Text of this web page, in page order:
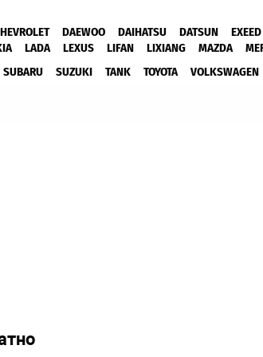
DAEWOO DAIHATSU DATSUN EXEED
LADA LEXUS LIFAN LIXIANG MAZDA
SUBARU SUZUKI TANK TOYOTA VOLKSWAGEN